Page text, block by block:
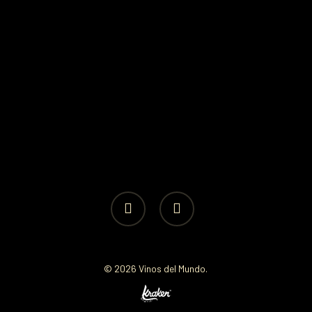
facebook instagram
© 2026 Vinos del Mundo.